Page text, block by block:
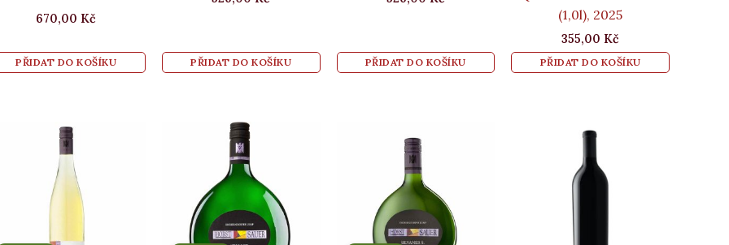
670,00 Kč
PŘIDAT DO KOŠÍKU PŘIDAT DO KOŠÍKU PŘIDAT DO KOŠÍKU
(1,0l), 2025
355,00 Kč
PŘIDAT DO KOŠÍKU